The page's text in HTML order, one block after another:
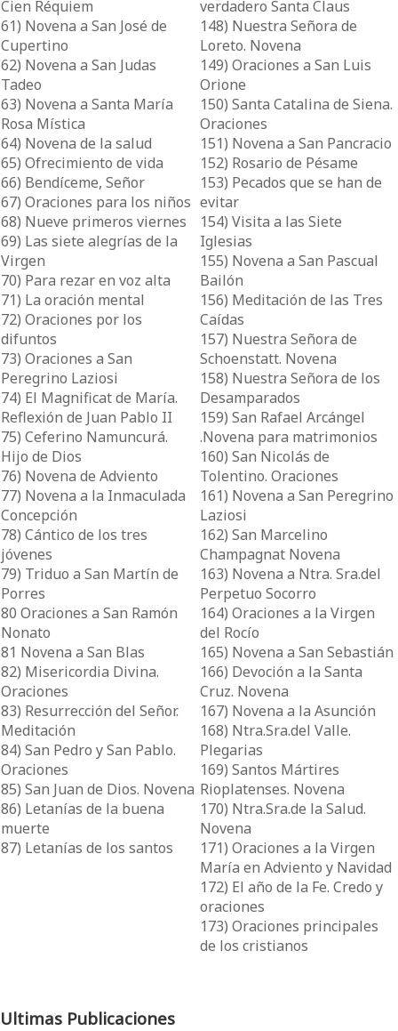
Cien Réquiem
61) Novena a San José de
Cupertino
62) Novena a San Judas
Tadeo
63) Novena a Santa María
Rosa Mística
64) Novena de la salud
65) Ofrecimiento de vida
66) Bendíceme, Señor
67) Oraciones para los niños
68) Nueve primeros viernes
69) Las siete alegrías de la
Virgen
70) Para rezar en voz alta
71) La oración mental
72) Oraciones por los
difuntos
73) Oraciones a San
Peregrino Laziosi
74) El Magnificat de María.
Reflexión de Juan Pablo II
75) Ceferino Namuncurá.
Hijo de Dios
76) Novena de Adviento
77) Novena a la Inmaculada
Concepción
78) Cántico de los tres
jóvenes
79) Triduo a San Martín de
Porres
80 Oraciones a San Ramón
Nonato
81 Novena a San Blas
82) Misericordia Divina.
Oraciones
83) Resurrección del Señor.
Meditación
84) San Pedro y San Pablo.
Oraciones
85) San Juan de Dios. Novena
86) Letanías de la buena
muerte
87) Letanías de los santos
verdadero Santa Claus
148) Nuestra Señora de
Loreto. Novena
149) Oraciones a San Luis
Orione
150) Santa Catalina de Siena.
Oraciones
151) Novena a San Pancracio
152) Rosario de Pésame
153) Pecados que se han de
evitar
154) Visita a las Siete
Iglesias
155) Novena a San Pascual
Bailón
156) Meditación de las Tres
Caídas
157) Nuestra Señora de
Schoenstatt. Novena
158) Nuestra Señora de los
Desamparados
159) San Rafael Arcángel
.Novena para matrimonios
160) San Nicolás de
Tolentino. Oraciones
161) Novena a San Peregrino
Laziosi
162) San Marcelino
Champagnat Novena
163) Novena a Ntra. Sra.del
Perpetuo Socorro
164) Oraciones a la Virgen
del Rocío
165) Novena a San Sebastián
166) Devoción a la Santa
Cruz. Novena
167) Novena a la Asunción
168) Ntra.Sra.del Valle.
Plegarias
169) Santos Mártires
Rioplatenses. Novena
170) Ntra.Sra.de la Salud.
Novena
171) Oraciones a la Virgen
María en Adviento y Navidad
172) El año de la Fe. Credo y
oraciones
173) Oraciones principales
de los cristianos
Ultimas Publicaciones